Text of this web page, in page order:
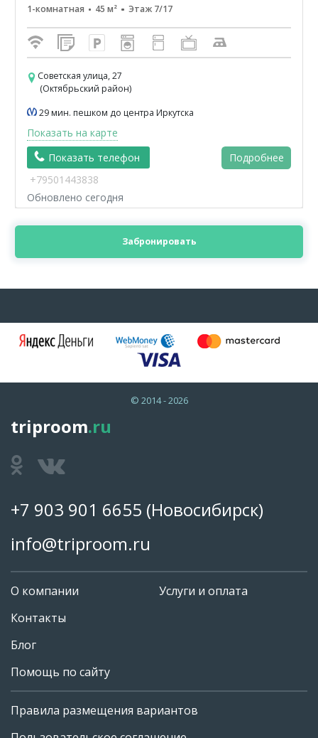
+7 903 901 6655
1-комнатная 45 м² Этаж 7/17
Советская улица, 27
(Октябрьский район)
29 мин. пешком до центра Иркутска
Показать на карте
Показать телефон
Подробнее
+79501443838
Обновлено сегодня
Забронировать
© 2014 - 2026
triproom.ru
+7 903 901 6655 (Новосибирск)
info@triproom.ru
О компании
Контакты
Блог
Помощь по сайту
Услуги и оплата
Правила размещения вариантов